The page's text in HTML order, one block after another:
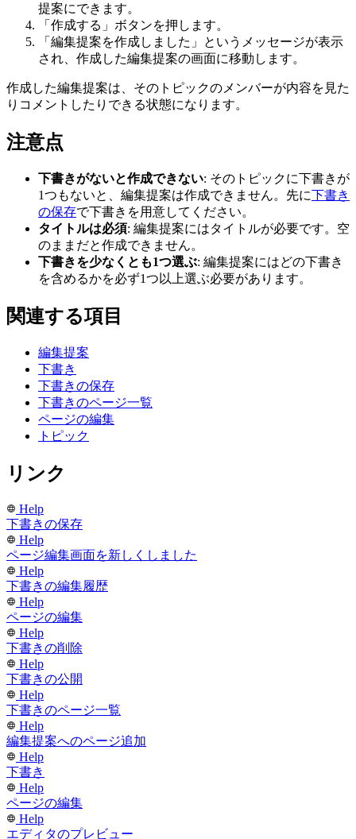
提案にできます。
「作成する」ボタンを押します。
「編集提案を作成しました」というメッセージが表示
され、作成した編集提案の画面に移動します。
作成した編集提案は、そのトピックのメンバーが内容を見た
りコメントしたりできる状態になります。
注意点
下書きがないと作成できない: そのトピックに下書きが
1つもないと、編集提案は作成できません。先に下書き
の保存で下書きを用意してください。
タイトルは必須: 編集提案にはタイトルが必要です。空
のままだと作成できません。
下書きを少なくとも1つ選ぶ: 編集提案にはどの下書き
を含めるかを必ず1つ以上選ぶ必要があります。
関連する項目
編集提案
下書き
下書きの保存
下書きのページ一覧
ページの編集
トピック
リンク
Help
下書きの保存
Help
ページ編集画面を新しくしました
Help
下書きの編集履歴
Help
ページの編集
Help
下書きの削除
Help
下書きの公開
Help
下書きのページ一覧
Help
編集提案へのページ追加
Help
下書き
Help
ページの編集
Help
エディタのプレビュー